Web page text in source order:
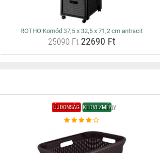
ROTHO Komód 37,5 x 32,5 x 71,2 cm antracit
25090 Ft22690 Ft
ÚJDONSÁG KEDVEZMÉNY